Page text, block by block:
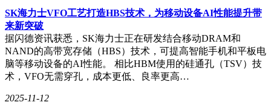
SK海力士VFO工艺打造HBS技术，为移动设备AI性能提升带
来新突破
据闪德资讯获悉，SK海力士正在研发结合移动DRAM和
NAND的高带宽存储（HBS）技术，可提高智能手机和平板电
脑等移动设备的AI性能。 相比HBM使用的硅通孔（TSV）技
术，VFO无需穿孔，成本更低、良率更高…
2025-11-12